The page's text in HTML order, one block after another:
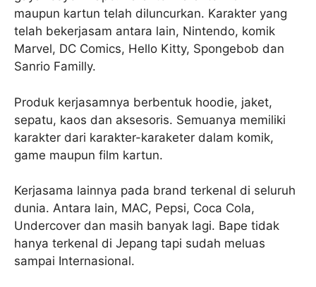
maupun kartun telah diluncurkan. Karakter yang
telah bekerjasam antara lain, Nintendo, komik
Marvel, DC Comics, Hello Kitty, Spongebob dan
Sanrio Familly.
Produk kerjasamnya berbentuk hoodie, jaket,
sepatu, kaos dan aksesoris. Semuanya memiliki
karakter dari karakter-karaketer dalam komik,
game maupun film kartun.
Kerjasama lainnya pada brand terkenal di seluruh
dunia. Antara lain, MAC, Pepsi, Coca Cola,
Undercover dan masih banyak lagi. Bape tidak
hanya terkenal di Jepang tapi sudah meluas
sampai Internasional.